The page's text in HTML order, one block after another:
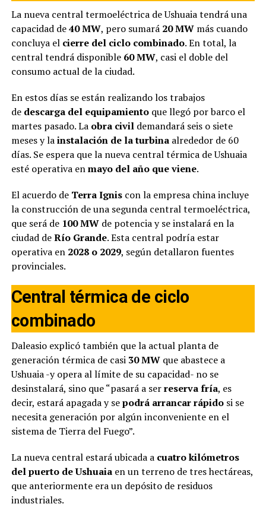
La nueva central termoeléctrica de Ushuaia tendrá una
capacidad de40 MW, pero sumará 20 MWmás cuando
concluya el cierre del ciclo combinado. En total, la
central tendrá disponible 60 MW, casi el doble del
consumo actual de la ciudad.
En estos días se están realizando los trabajos
de descarga del equipamientoque llegó por barco el
martes pasado. La obra civildemandará seis o siete
meses y lainstalación de la turbinaalrededor de 60
días. Se espera que la nueva central térmica de Ushuaia
esté operativa enmayo del año que viene.
El acuerdo de Terra Igniscon la empresa china incluye
la construcción de una segunda central termoeléctrica,
que será de 100 MWde potencia y se instalará en la
ciudad deRío Grande. Esta central podría estar
operativa en 2028 o 2029, según detallaron fuentes
provinciales.
Central térmica de ciclo
combinado
Daleasio explicó también que la actual planta de
generación térmica de casi 30 MWque abastece a
Ushuaia -y opera al límite de su capacidad- no se
desinstalará, sino que “pasará a serreserva fría, es
decir, estará apagada y sepodrá arrancar rápidosi se
necesita generación por algún inconveniente en el
sistema de Tierra del Fuego”.
La nueva central estará ubicada a cuatro kilómetros
del puerto de Ushuaiaen un terreno de tres hectáreas,
que anteriormente era un depósito de residuos
industriales.